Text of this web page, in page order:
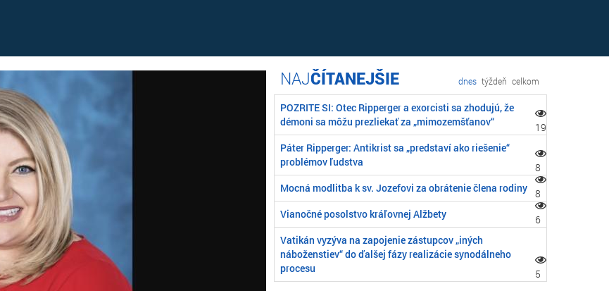
ČÍTANEJŠIE dnes týždeň celkom
POZRITE SI: Otec Ripperger a exorcisti sa zhodujú, že
démoni sa môžu prezliekať za „mimozemšťanov“
19
Páter Ripperger: Antikrist sa „predstaví ako riešenie“
problémov ľudstva
8
Mocná modlitba k sv. Jozefovi za obrátenie člena rodiny 8
Vianočné posolstvo kráľovnej Alžbety
6
Vatikán vyzýva na zapojenie zástupcov „iných
náboženstiev“ do ďalšej fázy realizácie synodálneho
procesu
5